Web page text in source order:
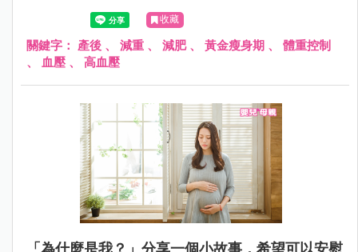
收藏
關鍵字： 產後 、 減重 、 減肥、 黃金瘦身期 、 體重控制
、 血壓 、 高血壓
「為什麼是我？」分享一個小故事，希望可以安慰